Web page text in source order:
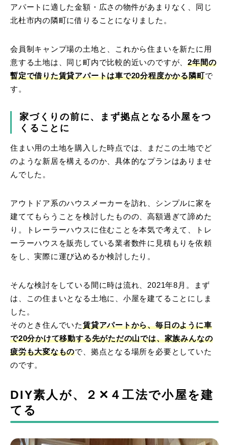
アパートに適した金額・広さの物件があまりなく、同じ
北杜市内の隣町に借りることになりました。
会員制キャンプ場の土地と、これから住まいを新たに用
意する土地は、同じ町内で比較的近いのですが、2年間の
暫定で借りた賃貸アパートは車で20分程度かかる隣町で
す。
家づくりの前に、まず拠点となる小屋をつ
くることに
住まい用の土地を購入した時点では、まだこの土地でど
のような新居を構えるのか、具体的なプランはありませ
んでした。
アウトドア系のハウスメーカーを訪れ、シンプルに家を
建ててもらうことを検討したものの、高額過ぎて諦めた
り。トレーラーハウスに住むことを本気で考えて、トレ
ーラーハウスを販売している業者数件に見積もりを依頼
をし、実際に運び込めるか検討したり。
そんな検討をしている間に時は流れ、2021年8月。まず
は、この住まいとなる土地に、小屋を建てることにしま
した。
そのとき住んでいた賃貸アパートから、毎日のように車
で20分かけて移動する先がただの山では、家族みんなの
疲労も大変なもので、拠点となる場所を必要としていた
のです。
DIY素人が、２✕４工法で小屋を建
てる